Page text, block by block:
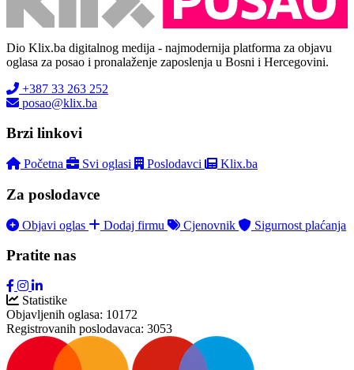
Dio Klix.ba digitalnog medija - najmodernija platforma za objavu
oglasa za posao i pronalaženje zaposlenja u Bosni i Hercegovini.
+387 33 263 252
posao@klix.ba
Brzi linkovi
Početna Svi oglasi Poslodavci Klix.ba
Za poslodavce
Objavi oglas Dodaj firmu Cjenovnik Sigurnost plaćanja
Pratite nas
Statistike
Objavljenih oglasa: 10172
Registrovanih poslodavaca: 3053